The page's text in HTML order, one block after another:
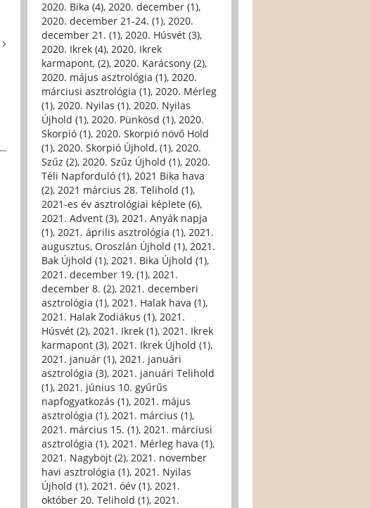
2020. Bika (4), 2020. december (1),
2020. december 21-24. (1), 2020.
december 21. (1), 2020. Húsvét (3),
2020. Ikrek (4), 2020. Ikrek
karmapont, (2), 2020. Karácsony (2),
2020. május asztrológia (1), 2020.
márciusi asztrológia (1), 2020. Mérleg
(1), 2020. Nyilas (1), 2020. Nyilas
Újhold (1), 2020. Pünkösd (1), 2020.
Skorpió (1), 2020. Skorpió növő Hold
(1), 2020. Skorpió Újhold, (1), 2020.
Szűz (2), 2020. Szűz Újhold (1), 2020.
Téli Napforduló (1), 2021 Bika hava
(2), 2021 március 28. Telihold (1),
2021-es év asztrológiai képlete (6),
2021. Advent (3), 2021. Anyák napja
(1), 2021. április asztrológia (1), 2021.
augusztus, Oroszlán Újhold (1), 2021.
Bak Újhold (1), 2021. Bika Újhold (1),
2021. december 19, (1), 2021.
december 8. (2), 2021. decemberi
asztrológia (1), 2021. Halak hava (1),
2021. Halak Zodiákus (1), 2021.
Húsvét (2), 2021. Ikrek (1), 2021. Ikrek
karmapont (3), 2021. Ikrek Újhold (1),
2021. január (1), 2021. januári
asztrológia (3), 2021. januári Telihold
(1), 2021. június 10. gyűrűs
napfogyatkozás (1), 2021. május
asztrológia (1), 2021. március (1),
2021. március 15. (1), 2021. márciusi
asztrológia (1), 2021. Mérleg hava (1),
2021. Nagyböjt (2), 2021. november
havi asztrológia (1), 2021. Nyilas
Újhold (1), 2021. óév (1), 2021.
október 20. Telihold (1), 2021.